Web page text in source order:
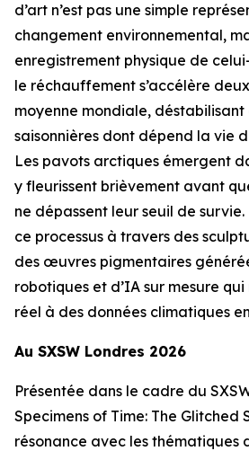
d’art n’est pas une simple
changement environnemental,
enregistrement physique de
le réchauffement s’accélère
moyenne mondiale, déstabilisant
saisonnières dont dépend la vie
Les pavots arctiques émergent
y fleurissent brièvement avant
ne dépassent leur seuil de survie.
ce processus à travers des
des œuvres pigmentaires
robotiques et d’IA sur mesure
réel à des données climatiques
Au SXSW Londres 2026
Présentée dans le cadre du
Specimens of Time: The Glitched
résonance avec les thématiques